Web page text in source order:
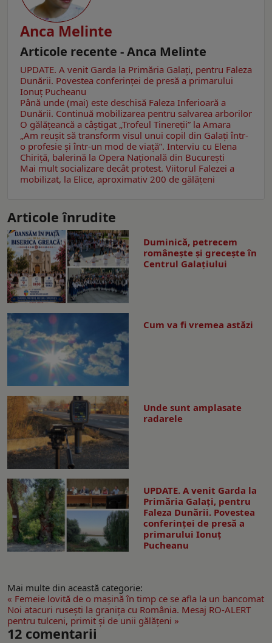
Anca Melinte
Articole recente - Anca Melinte
UPDATE. A venit Garda la Primăria Galaţi, pentru Faleza
Dunării. Povestea conferinţei de presă a primarului
Ionuţ Pucheanu
Până unde (mai) este deschisă Faleza Inferioară a
Dunării. Continuă mobilizarea pentru salvarea arborilor
O gălăţeancă a câştigat „Trofeul Tinereții” la Amara
„Am reușit să transform visul unui copil din Galați într-
o profesie și într-un mod de viață”. Interviu cu Elena
Chiriţă, balerină la Opera Naţională din Bucureşti
Mai mult socializare decât protest. Viitorul Falezei a
mobilizat, la Elice, aproximativ 200 de gălăţeni
Articole înrudite
Duminică, petrecem
româneşte şi greceşte în
Centrul Galaţiului
Cum va fi vremea astăzi
Unde sunt amplasate
radarele
UPDATE. A venit Garda la
Primăria Galaţi, pentru
Faleza Dunării. Povestea
conferinţei de presă a
primarului Ionuţ
Pucheanu
Mai multe din această categorie:
« Femeie lovită de o mașină în timp ce se afla la un bancomat
Noi atacuri rusești la graniţa cu România. Mesaj RO-ALERT
pentru tulceni, primit şi de unii gălăţeni »
12 comentarii